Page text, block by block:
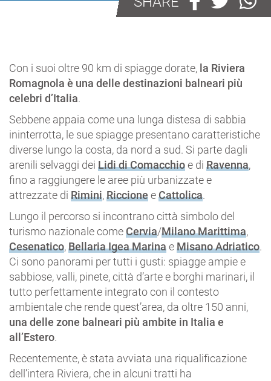
Con i suoi oltre 90 km di spiagge dorate, la Riviera
Romagnola è una delle destinazioni balneari più
celebri d’Italia.
Sebbene appaia come una lunga distesa di sabbia
ininterrotta, le sue spiagge presentano caratteristiche
diverse lungo la costa, da nord a sud. Si parte dagli
arenili selvaggi dei Lidi di Comacchioe di Ravenna,
fino a raggiungere le aree più urbanizzate e
attrezzate di Rimini,RiccioneeCattolica.
Lungo il percorso si incontrano città simbolo del
turismo nazionale comeCervia/Milano Marittima,
Cesenatico,Bellaria Igea MarinaeMisano Adriatico.
Ci sono panorami per tutti i gusti: spiagge ampie e
sabbiose, valli, pinete, città d’arte e borghi marinari, il
tutto perfettamente integrato con il contesto
ambientale che rende quest’area, da oltre 150 anni,
una delle zone balneari più ambite in Italia e
all’Estero.
Recentemente, è stata avviata una riqualificazione
dell’intera Riviera, che in alcuni tratti ha